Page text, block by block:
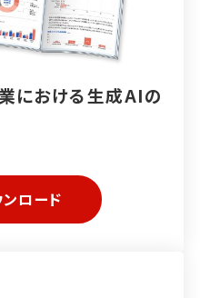
における生成AIの
ロード